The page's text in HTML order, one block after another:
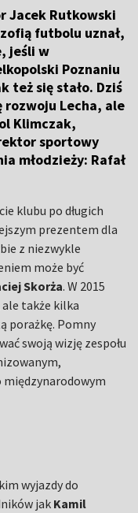
Jacek Rutkowski
futbolu uznał,
jeśli w
Poznaniu
też się stało. Dziś
rozwoju Lecha, ale
Klimczak,
sportowy
młodzieży: Rafał
klubu po długich
prezentem dla
z niezwykle
może być
Skorża. W 2015
także kilka
porażkę. Pomny
swoją wizję zespołu
wyjazdy do
jak Kamil